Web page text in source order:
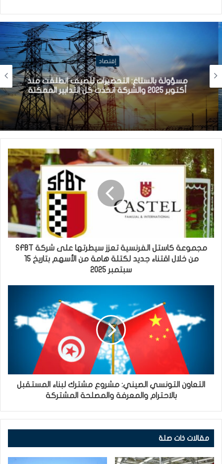
إقتصاد
مسؤولة بالستاغ: التحضيرات للصيف انطلقت منذ
أكتوبر 2025 والشركة اتخذت كل التدابير الممكنة
مجموعة كاستل الفرنسية تعزز سيطرتها على شركة SFBT
من خلال اقتناء جديد لكتلة هامة من الأسهم بتاريخ 15
سبتمبر 2025
التعاون التونسي الصيني: مشروع مشترك لبناء المستقبل
بالاحترام والمعرفة والمصلحة المشتركة
مقالات ذات صلة